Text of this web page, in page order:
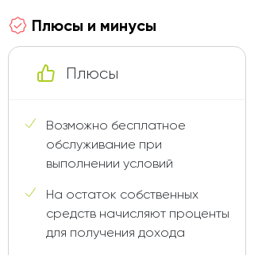
Плюсы и минусы
Плюсы
Возможно бесплатное
обслуживание при
выполнении условий
На остаток собственных
средств начисляют проценты
для получения дохода